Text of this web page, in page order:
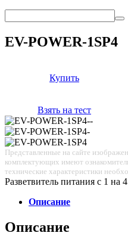
EV-POWER-1SP4
Купить
Взять на тест
Представленные на сайте
комплектующих имеют
технические характеристики
Разветвитель питания с 1 на
Описание
Описание